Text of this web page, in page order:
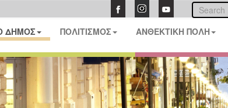
ΔΗΜΟΣ ΠΟΛΙΤΙΣΜΟΣ ΑΝΘΕΚΤΙΚΗ ΠΟΛΗ